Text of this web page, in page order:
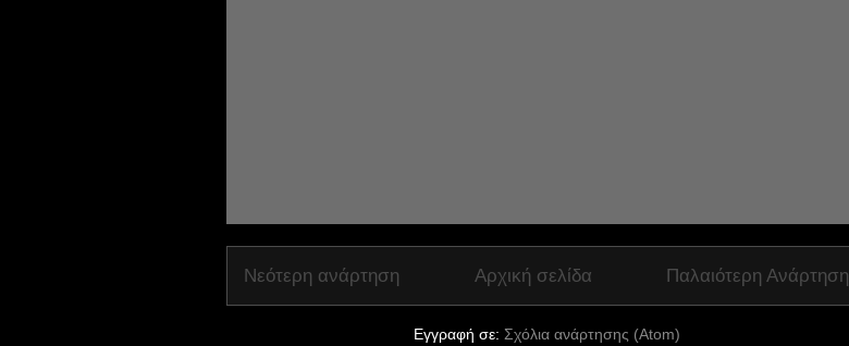
Νεότερη ανάρτηση Παλαιότερη Ανάρτηση
Αρχική σελίδα
Εγγραφή σε: Σχόλια ανάρτησης (Atom)